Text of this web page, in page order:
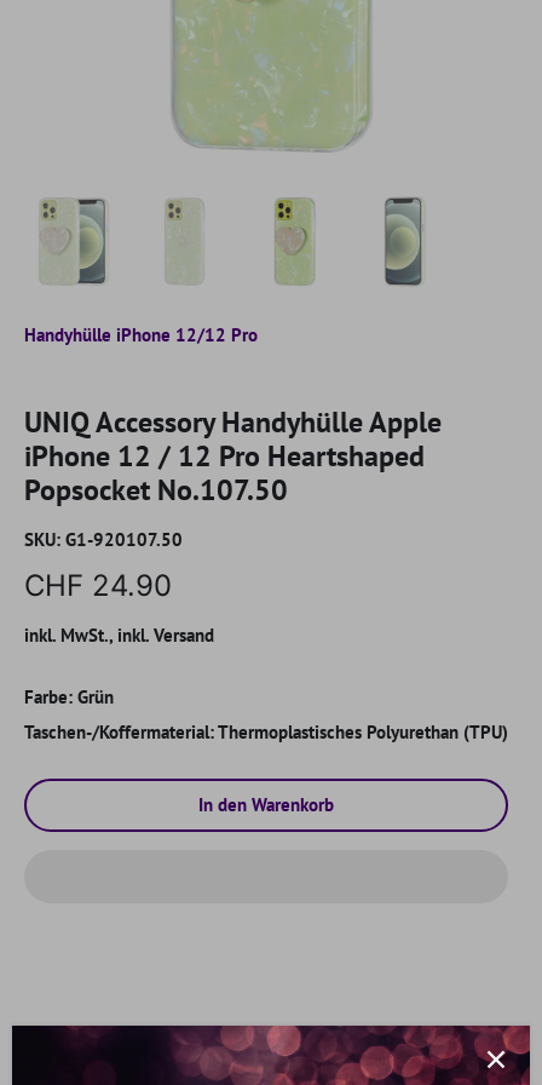
Handyhülle iPhone 12/12 Pro
UNIQ Accessory Handyhülle Apple
iPhone 12 / 12 Pro Heartshaped
Popsocket No.107.50
SKU: G1-920107.50
CHF 24.90
inkl. MwSt., inkl. Versand
Farbe: Grün
Taschen-/Koffermaterial:Thermoplastisches Polyurethan (TPU)
In den Warenkorb